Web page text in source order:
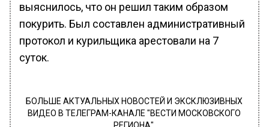
выяснилось, что он решил таким образом
покурить. Был составлен административный
протокол и курильщика арестовали на 7
суток.
БОЛЬШЕ АКТУАЛЬНЫХ НОВОСТЕЙ И ЭКСКЛЮЗИВНЫХ
ВИДЕО В ТЕЛЕГРАМ-КАНАЛЕ "ВЕСТИ МОСКОВСКОГО